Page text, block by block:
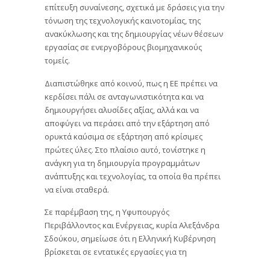
επίτευξη συναίνεσης, σχετικά με δράσεις για την
τόνωση της τεχνολογικής καινοτομίας, της
ανακύκλωσης και της δημιουργίας νέων θέσεων
εργασίας σε ενεργοβόρους βιομηχανικούς
τομείς.
Διαπιστώθηκε από κοινού, πως η ΕΕ πρέπει να
κερδίσει πάλι σε ανταγωνιστικότητα και να
δημιουργήσει αλυσίδες αξίας, αλλά και να
αποφύγει να περάσει από την εξάρτηση από
ορυκτά καύσιμα σε εξάρτηση από κρίσιμες
πρώτες ύλες. Στο πλαίσιο αυτό, τονίστηκε η
ανάγκη για τη δημιουργία προγραμμάτων
ανάπτυξης και τεχνολογίας, τα οποία θα πρέπει
να είναι σταθερά.
Σε παρέμβαση της, η Υφυπουργός
Περιβάλλοντος και Ενέργειας, κυρία Αλεξάνδρα
Σδούκου, σημείωσε ότι η Ελληνική Κυβέρνηση
βρίσκεται σε εντατικές εργασίες για τη